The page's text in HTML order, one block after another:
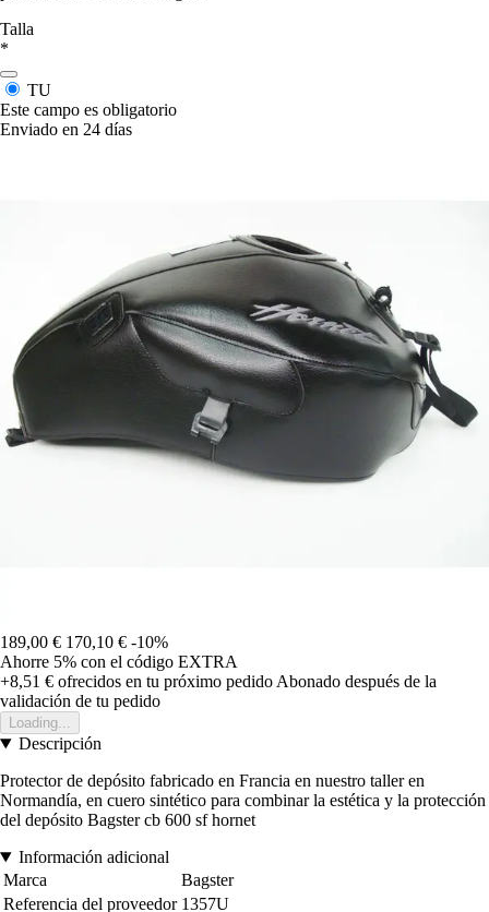
Talla
*
TU
Este campo es obligatorio
Enviado en 24 días
189,00 € 170,10 € -10%
Ahorre 5% con el código EXTRA
+8,51 € ofrecidos en tu próximo pedido Abonado después de la
validación de tu pedido
Loading...
Descripción
Protector de depósito fabricado en Francia en nuestro taller en
Normandía, en cuero sintético para combinar la estética y la protección
del depósito Bagster cb 600 sf hornet
Información adicional
Marca
Bagster
Referencia del proveedor 1357U